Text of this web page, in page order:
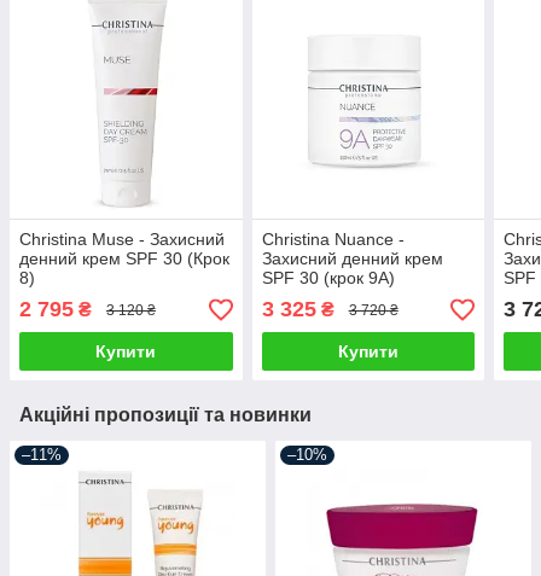
Christina Muse - Захисний
денний крем SPF 30 (Крок
8)
2 795 ₴ 3 120 ₴
Купити
Christina Nuance -
Захисний денний крем
SPF 30 (крок 9А)
3 325₴ 3 720 ₴
Купити
SPF
3
Акційні пропозиції та новинки
–11% –10%